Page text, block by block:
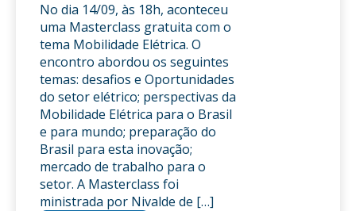
No dia 14/09, às 18h, aconteceu
uma Masterclass gratuita com o
tema Mobilidade Elétrica. O
encontro abordou os seguintes
temas: desafios e Oportunidades
do setor elétrico; perspectivas da
Mobilidade Elétrica para o Brasil
e para mundo; preparação do
Brasil para esta inovação;
mercado de trabalho para o
setor. A Masterclass foi
ministrada por Nivalde de […]